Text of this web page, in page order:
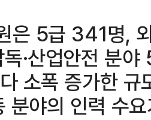
은 5급 341명,
·산업안전 분
소폭 증가한
분야의 인력 수